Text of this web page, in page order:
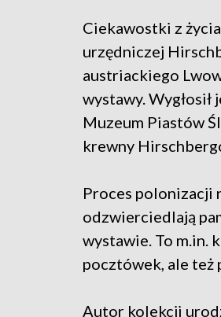
Ciekawostki z
urzędniczej
austriackiego
wystawy.
Muzeum Piastów
krewny
Proces polonizacji
odzwierciedlają
wystawie. To m.in.
pocztówek, ale też
Autor kolekcji